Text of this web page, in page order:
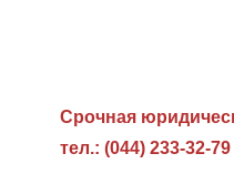
Cрочная
тел.: (044) 233-32-79